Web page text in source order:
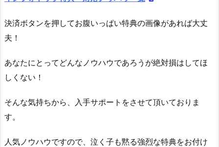
決済ボタンを押してお腹いっぱい特典の画像があれば大丈
夫！
あなたにとってどんなノウハウであろうが絶対損はしてほ
しくない！
そんな気持ちから、入手サポートをさせて頂いておりま
す。
人気ノウハウですので、泣く子も黙る強烈な特典をお付け